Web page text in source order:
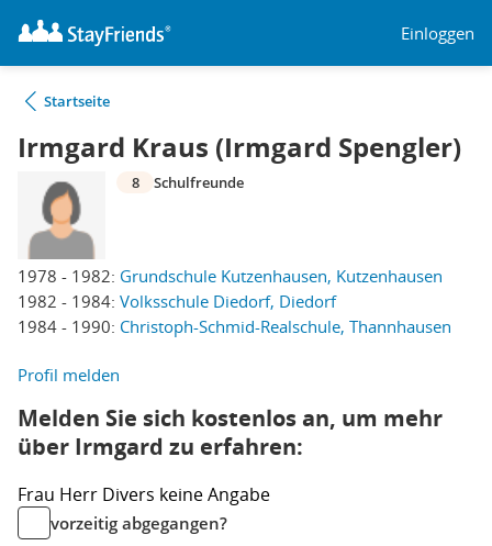
Einloggen
Startseite
Irmgard Kraus (Irmgard Spengler)
1978 - 1982: Grundschule Kutzenhausen, Kutzenhausen
1982 - 1984: Volksschule Diedorf, Diedorf
1984 - 1990: Christoph-Schmid-Realschule, Thannhausen
8 Schulfreunde
Profil melden
Melden Sie sich kostenlos an, um mehr
über Irmgard zu erfahren:
Frau Herr Divers keine Angabe
vorzeitig abgegangen?